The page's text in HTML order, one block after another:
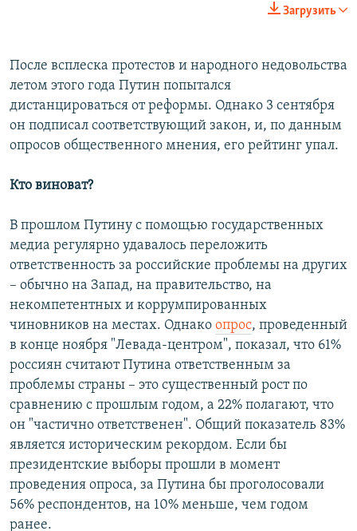
Загрузить
После всплеска протестов и народного недовольства
летом этого года Путин попытался
дистанцироваться от реформы. Однако 3 сентября
он подписал соответствующий закон, и, по данным
опросов общественного мнения, его рейтинг упал.
Кто виноват?
В прошлом Путину с помощью государственных
медиа регулярно удавалось переложить
ответственность за российские проблемы на других
– обычно на Запад, на правительство, на
некомпетентных и коррумпированных
чиновников на местах. Однако опрос, проведенный
в конце ноября "Левада-центром", показал, что 61%
россиян считают Путина ответственным за
проблемы страны – это существенный рост по
сравнению с прошлым годом, а 22% полагают, что
он "частично ответственен". Общий показатель 83%
является историческим рекордом. Если бы
президентские выборы прошли в момент
проведения опроса, за Путина бы проголосовали
56% респондентов, на 10% меньше, чем годом
ранее.